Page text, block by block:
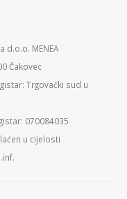
d.o.o. MENEA
Čakovec
Trgovački sud u
070084035
u cijelosti